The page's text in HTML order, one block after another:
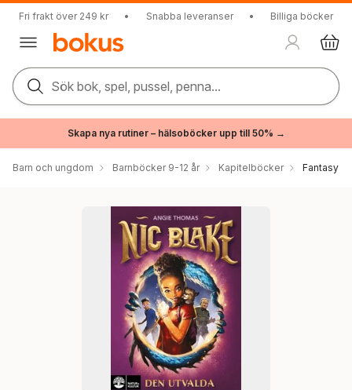
Fri frakt över 249 kr • Snabba leveranser • Billiga böcker
Sök bok, spel, pussel, penna...
Skapa nya rutiner – hälsoböcker upp till 50% →
Barn och ungdom Barnböcker 9-12 år Kapitelböcker Fantasy